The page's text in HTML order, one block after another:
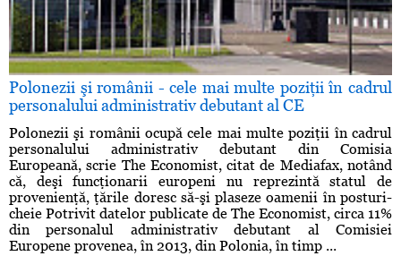
Polonezii şi românii - cele mai multe poziţii în cadrul
personalului administrativ debutant al CE
Polonezii şi românii ocupă cele mai multe poziţii în cadrul
personalului administrativ debutant din Comisia
Europeană, scrie The Economist, citat de Mediafax, notând
că, deşi funcţionarii europeni nu reprezintă statul de
provenienţă, ţările doresc să-şi plaseze oamenii în posturi-
cheie Potrivit datelor publicate de The Economist, circa 11%
din personalul administrativ debutant al Comisiei
Europene provenea, în 2013, din Polonia, în timp ...